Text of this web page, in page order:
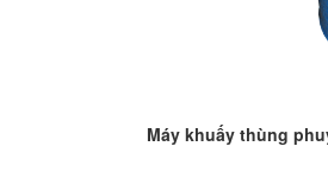
Máy khuấy thùng